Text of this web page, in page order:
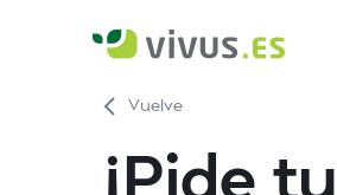
Vuelve
¡Pide